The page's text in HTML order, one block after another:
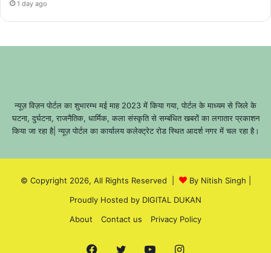
1 day ago
न्यूज़ विज़न पोर्टल का शुभारम्भ मई माह 2023 में किया गया, पोर्टल के माध्यम से जिले के
घटना, दुर्घटना, राजनैतिक, धार्मिक, कला संस्कृति से सम्बंधित खबरों का लगातार प्रकाशन
किया जा रहा है| न्यूज़ पोर्टल का कार्यालय कलेक्ट्रेट रोड स्थित आदर्श नगर में चल रहा है।
© Copyright 2026, All Rights Reserved | By Nitish Singh
Proudly Hosted by DIGITAL DUKAN
About
Contact us Privacy Policy
Facebook
Twitter YouTubeInstagram